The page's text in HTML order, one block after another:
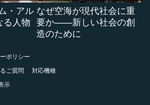
・アル
る人物
なぜ空海が現代社会に重
要か――新しい社会の創
造のために
ポリシー
ご質問
対応機種
示